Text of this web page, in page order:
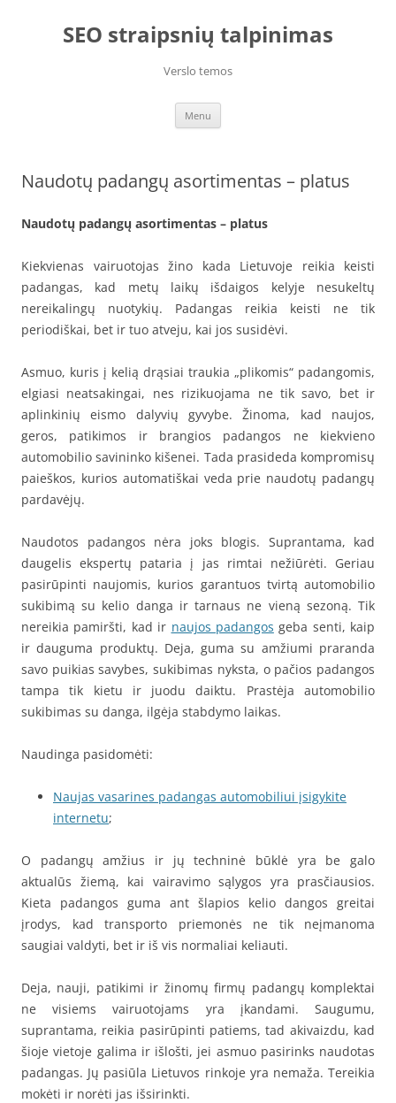
contentSEO straipsnių talpinimas
Verslo temos
Menu
Naudotų padangų asortimentas – platus
Naudotų padangų asortimentas – platus
Kiekvienas vairuotojas žino kada Lietuvoje reikia keisti
padangas, kad metų laikų išdaigos kelyje nesukeltų
nereikalingų nuotykių. Padangas reikia keisti ne tik
periodiškai, bet ir tuo atveju, kai jos susidėvi.
Asmuo, kuris į kelią drąsiai traukia „plikomis“ padangomis,
elgiasi neatsakingai, nes rizikuojama ne tik savo, bet ir
aplinkinių eismo dalyvių gyvybe. Žinoma, kad naujos,
geros, patikimos ir brangios padangos ne kiekvieno
automobilio savininko kišenei. Tada prasideda kompromisų
paieškos, kurios automatiškai veda prie naudotų padangų
pardavėjų.
Naudotos padangos nėra joks blogis. Suprantama, kad
daugelis ekspertų pataria į jas rimtai nežiūrėti. Geriau
pasirūpinti naujomis, kurios garantuos tvirtą automobilio
sukibimą su kelio danga ir tarnaus ne vieną sezoną. Tik
nereikia pamiršti, kad ir naujos padangos geba senti, kaip
ir dauguma produktų. Deja, guma su amžiumi praranda
savo puikias savybes, sukibimas nyksta, o pačios padangos
tampa tik kietu ir juodu daiktu. Prastėja automobilio
sukibimas su danga, ilgėja stabdymo laikas.
Naudinga pasidomėti:
Naujas vasarines padangas automobiliui įsigykite
internetu;
O padangų amžius ir jų techninė būklė yra be galo
aktualūs žiemą, kai vairavimo sąlygos yra prasčiausios.
Kieta padangos guma ant šlapios kelio dangos greitai
įrodys, kad transporto priemonės ne tik neįmanoma
saugiai valdyti, bet ir iš vis normaliai keliauti.
Deja, nauji, patikimi ir žinomų firmų padangų komplektai
ne visiems vairuotojams yra įkandami. Saugumu,
suprantama, reikia pasirūpinti patiems, tad akivaizdu, kad
šioje vietoje galima ir išlošti, jei asmuo pasirinks naudotas
padangas. Jų pasiūla Lietuvos rinkoje yra nemaža. Tereikia
mokėti ir norėti jas išsirinkti.